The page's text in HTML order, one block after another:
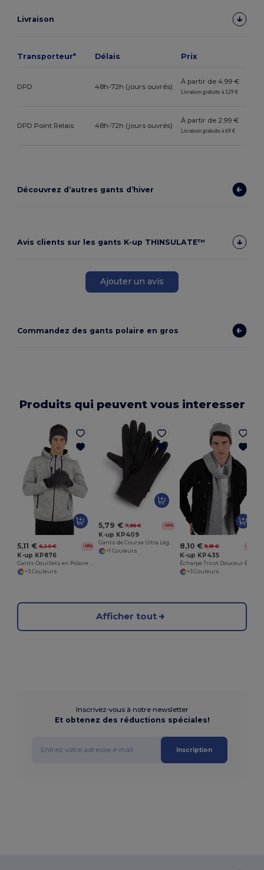
Livraison
Transporteur* Délais Prix
DPD 48h-72h (jours ouvrés)
À partir de 4.99 €
Livraison gratuite à 129 €
DPD Point Relais 48h-72h (jours ouvrés)
À partir de 2.99 €
Livraison gratuite à 69 €
Découvrez d’autres gants d’hiver
Avis clients sur les gants K‑up THINSULATE™
Ajouter un avis
Commandez des gants polaire en gros
Produits qui peuvent vous interesser
5,11 € 6,20 € -18%
K-up KP876
+3 Couleurs
5,79 € 7,85 € -26%
K-up KP409
+1 Couleurs
8,10 € 9,91 € -18%
K-up KP435
+3 Couleurs
Afficher tout
Inscrivez-vous à notre newsletter
Et obtenez des réductions spéciales!
Inscription